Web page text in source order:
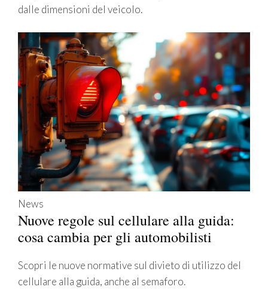
dalle dimensioni del veicolo.
News
Nuove regole sul cellulare alla guida:
cosa cambia per gli automobilisti
Scopri le nuove normative sul divieto di utilizzo del
cellulare alla guida, anche al semaforo.